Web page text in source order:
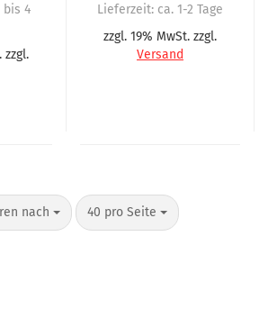
bis 4
zzgl.
Lieferzeit: ca. 1-2 Tage
zzgl. 19% MwSt. zzgl.
Versand
nach 40 pro Seite